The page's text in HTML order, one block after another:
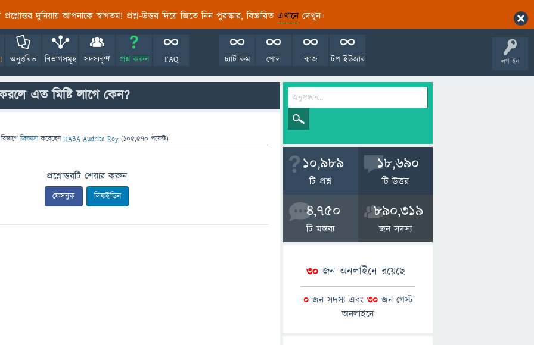
প্রশ্নোত্তর দুনিয়ায় আপনাকে স্বাগতম! প্রশ্ন-উত্তর দিয়ে জিতে নিন পুরস্কার, বিস্তারিত এখানেদেখুন।
লগ ইন
অনুত্তরিত বিভাগসমূহ সদস্যবৃন্দ প্রশ্ন করুন FAQ টপ ইউজার
ব্যাজ
পোল
চ্যাট রুম
এত মিষ্টি লাগে কেন?
জিজ্ঞাসাকরেছেনHABA Audrita Roy (105,570 পয়েন্ট)
প্রশ্নোত্তরটি শেয়ার করুন
ফেসবুক লিঙ্কইডিন
10,989
টি প্রশ্ন
18,690
টি উত্তর
4,750
টি মন্তব্য
890,319
জন সদস্য
30জন অনলাইনে রয়েছে
0জন সদস্য এবং 30জন গেস্ট
অনলাইনে